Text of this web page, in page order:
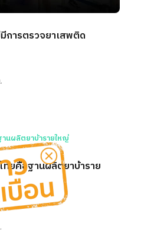
การตรวจยาเสพติด
ทยคือฐานผลิตยาบ้าราย